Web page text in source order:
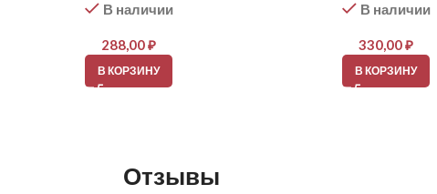
В наличии
288,00₽
В КОРЗИНУ
В наличии
330,00₽
В КОРЗИНУ
Отзывы